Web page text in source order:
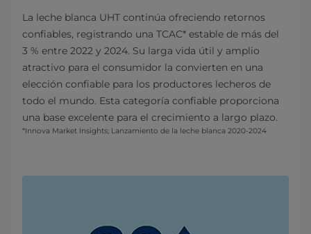
La leche blanca UHT continúa ofreciendo retornos
confiables, registrando una TCAC* estable de más del
3 % entre 2022 y 2024. Su larga vida útil y amplio
atractivo para el consumidor la convierten en una
elección confiable para los productores lecheros de
todo el mundo. Esta categoría confiable proporciona
una base excelente para el crecimiento a largo plazo.
*Innova Market Insights; Lanzamiento de la leche blanca 2020-2024